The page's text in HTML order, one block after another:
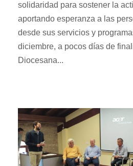
solidaridad para sostener la
aportando esperanza a las
desde sus servicios y
diciembre, a pocos días de
Diocesana...